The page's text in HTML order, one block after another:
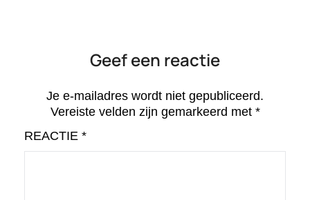
Geef een reactie
Je e-mailadres wordt niet gepubliceerd.
Vereiste velden zijn gemarkeerd met *
REACTIE *